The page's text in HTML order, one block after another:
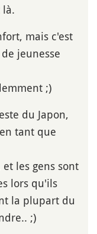
là.
mais c'est
jeunesse
;)
du Japon,
tant que
les gens sont
lors qu'ils
la plupart du
;)